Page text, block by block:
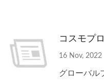
コスモプ
16 Nov, 2022
グローバル